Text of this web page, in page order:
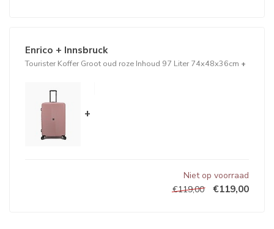
Enrico + Innsbruck
Tourister Koffer Groot oud roze Inhoud 97 Liter 74x48x36cm +
+
Niet op voorraad
€119,00
€119,00